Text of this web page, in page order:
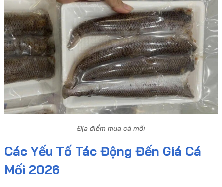
Địa điểm mua cá mối
Các Yếu Tố Tác Động Đến Giá Cá
Mối 2026